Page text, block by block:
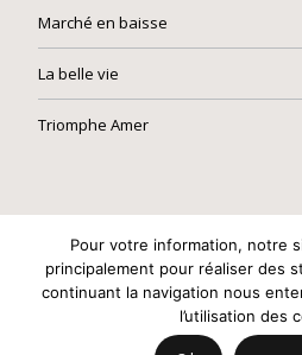
Marché en baisse
La belle vie
Triomphe Amer
Pour votre information, notre
principalement pour réaliser des
continuant la navigation nous
l’utilisation des